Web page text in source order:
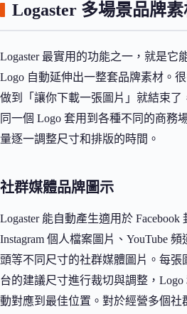
Logaster 多場景品牌素
Logaster 最實用的功能之一，就是它
Logo 自動延伸出一整套品牌素材。
做到「讓你下載一張圖片」就結束了
同一個 Logo 套用到各種不同的商務
量逐一調整尺寸和排版的時間。
社群媒體品牌圖示
Logaster 能自動產生適用於 Facebook
Instagram 個人檔案圖片、YouTube
頭等不同尺寸的社群媒體圖片。每張
台的建議尺寸進行裁切與調整，Logo
動對應到最佳位置。對於經營多個社